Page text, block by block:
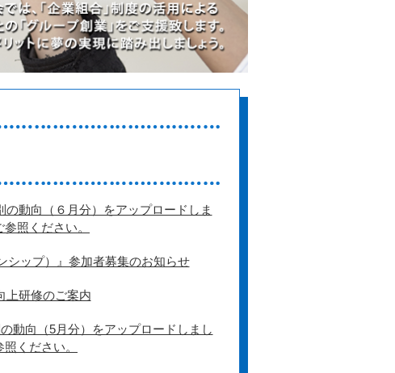
動向（６月分）をアップロードしま
照ください。
シップ）』参加者募集のお知らせ
上研修のご案内
動向（5月分）をアップロードしまし
ください。